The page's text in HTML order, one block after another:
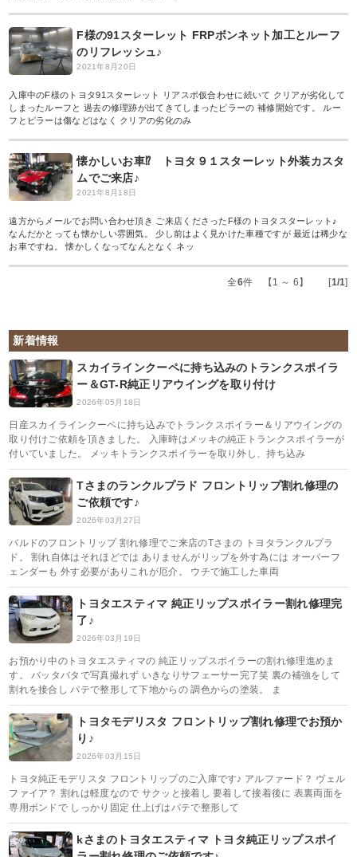
F様の91スターレット FRPボンネット加工とルーフ
のリフレッシュ♪
2021年8月20日
入庫中のF様のトヨタ91スターレット リアスポ仮合わせに続いて クリアが劣化して
しまったルーフと 過去の修理跡が出てきてしまったピラーの 補修開始です。 ルー
フとピラーは傷などはなく クリアの劣化のみ
懐かしいお車⁉ トヨタ９１スターレット外装カスタ
ムでご来店♪
2021年8月18日
遠方からメールでお問い合わせ頂き ご来店くださったF様のトヨタスターレット♪
なんだかとっても懐かしい雰囲気。 少し前はよく見かけた車種ですが 最近は稀少な
お車ですね。 懐かしくなってなんとなく ネッ
全6件 【1 ～ 6】 [1/1]
新着情報
スカイラインクーペに持ち込みのトランクスポイラ
ー＆GT-R純正リアウイングを取り付け
2026年05月18日
日産スカイラインクーペに持ち込みでトランクスポイラー＆リアウイングの
取り付けご依頼を頂きました。 入庫時はメッキの純正トランクスポイラーが
付いていました。 メッキトランクスポイラーを取り外し、持ち込み
Tさまのランクルプラド フロントリップ割れ修理の
ご依頼です♪
2026年03月27日
バルドのフロントリップ 割れ修理でご来店のTさまの トヨタランクルプラ
ド。 割れ自体はそれほどでは ありませんがリップを外す為には オーバーフ
ェンダーも 外す必要がありこれが厄介。 ウチで施工した車両
トヨタエスティマ 純正リップスポイラー割れ修理完
了♪
2026年03月19日
お預かり中のトヨタエスティマの 純正リップスポイラーの割れ修理進めま
す。 バッタバタで写真撮れず いきなりサフェーサー完了笑 裏の補強をして
割れを接合し パテで整形して下地からの 調色からの塗装。 ま
トヨタモデリスタ フロントリップ割れ修理でお預か
り♪
2026年03月15日
トヨタ純正モデリスタ フロントリップのご入庫です♪ アルファード？ ヴェル
ファイア？ 割れは軽度なので サクッと接着し 要着して接着後に 表裏両面を
専用ボンドで しっかり固定 仕上げはパテで整形して
kさまのトヨタエスティマ トヨタ純正リップスポイ